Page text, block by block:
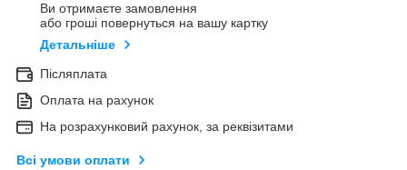
Ви отримаєте замовлення
або гроші повернуться на вашу картку
Детальніше
Післяплата
Оплата на рахунок
На розрахунковий рахунок, за реквізитами
Всі умови оплати